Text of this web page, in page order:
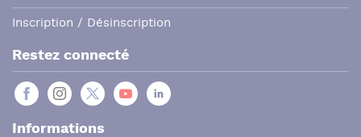
Inscription / Désinscription
Restez connecté
Informations